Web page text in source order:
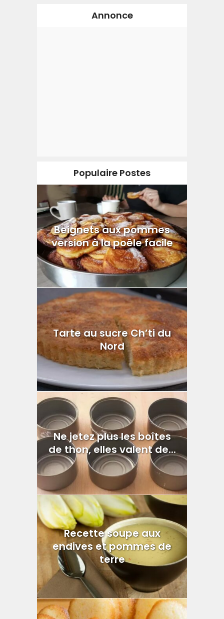
Annonce
Populaire Postes
Beignets aux pommes
version à la poêle facile
Tarte au sucre Ch’ti du
Nord
Ne jetez plus les boîtes
de thon, elles valent de...
Recette soupe aux
endives et pommes de
terre